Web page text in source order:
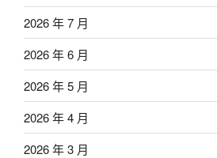
2026 年 7 月
2026 年 6 月
2026 年 5 月
2026 年 4 月
2026 年 3 月